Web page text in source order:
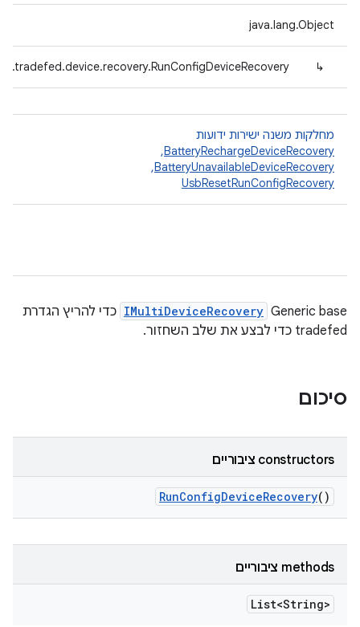
java.lang.Object
↳
מחלקות משנה ישירות ידועות
BatteryRechargeDeviceRecovery
, ‏
BatteryUnavailableDeviceRecovery
, ‏
UsbResetRunConfigRecovery
‫Generic base
IMultiDeviceRecovery כדי להריץ הגדרת
tradefed כדי לבצע את שלב השחזור.
סיכום
‫constructors ציבוריים
RunConfigDeviceRecovery()
‫methods ציבוריים
List<String>